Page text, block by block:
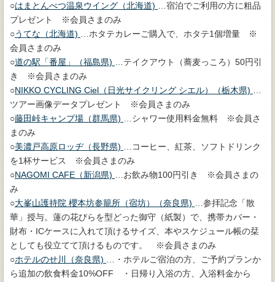
○はまとんべつ温泉ウイング（北海道)
…宿泊でご利用の方に粗品
プレゼント ※会員さまのみ
○うてな（北海道)
…ホタテカレーご購入で、ホタテ1個増量 ※
会員さまのみ
○道の駅「番屋」（福島県)
…テイクアウト（蕎麦っころ）50円引
き ※会員さまのみ
○NIKKO CYCLING Ciel（日光サイクリング シエル）（栃木県)
ツアー画像データプレゼント ※会員さまのみ
○藤田峠キャンプ場（群馬県)
…シャワー使用料金無料 ※会員さ
まのみ
○美濃戸高原ロッヂ（長野県)
…コーヒー、紅茶、ソフトドリンク
を1杯サービス ※会員さまのみ
○NAGOMI CAFE（新潟県)
…お飲み物100円引き ※会員さまの
み
○大峯山護持院 櫻本坊参籠所（宿坊）（奈良県)
…参拝記念「散
華」授与。蓮の花びらを型どった御守（紙製）で、携帯カバー・
財布・ICケースに入れて頂けるサイズ、本やスケジュール帳の栞
としても役立てて頂けるものです。 ※会員さまのみ
○ホテルのせ川（奈良県)
…・ホテルご宿泊の方、ご予約プランか
ら追加の飲食料金10%OFF ・日帰り入浴の方、入浴料金から